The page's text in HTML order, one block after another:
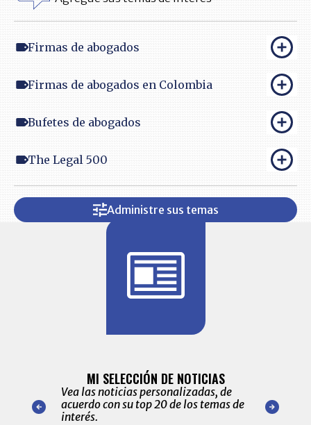
Firmas de abogados
Firmas de abogados en Colombia
Bufetes de abogados
The Legal 500
Administre sus temas
nuestro
para
MI SELECCIÓN DE NOTICIAS
Vea las noticias personalizadas, de
acuerdo con su top 20 de los temas de
interés.
de las